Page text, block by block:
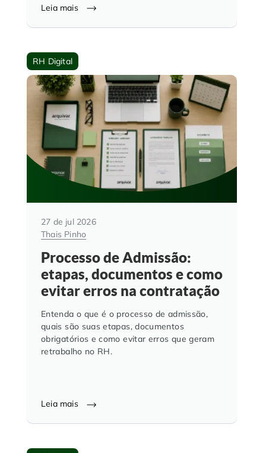
Leia mais
RH Digital
27 de jul 2026
Thais Pinho
Processo de Admissão:
etapas, documentos e como
evitar erros na contratação
Entenda o que é o processo de admissão,
quais são suas etapas, documentos
obrigatórios e como evitar erros que geram
retrabalho no RH.
Leia mais